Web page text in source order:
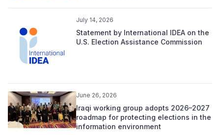
July 14, 2026
Statement by International IDEA on the
U.S. Election Assistance Commission
June 26, 2026
Iraqi working group adopts 2026–2027
roadmap for protecting elections in the
information environment